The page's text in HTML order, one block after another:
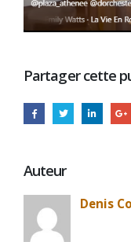
Partager cette
Auteur
Denis